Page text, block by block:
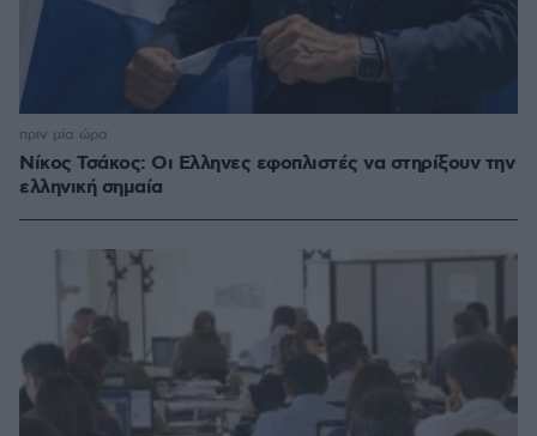
Νίκος Τσάκος: Οι Ελληνες εφοπλιστές να στηρίξουν την
ελληνική σημαία
πριν μία ώρα